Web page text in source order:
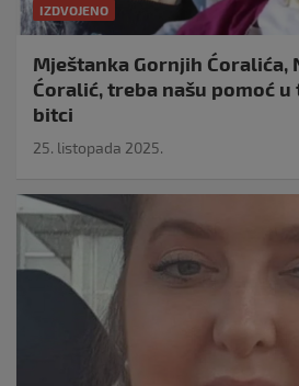
IZDVOJENO
Mještanka Gornjih Ćoralića,
Ćoralić, treba našu pomoć
bitci
25. listopada 2025.